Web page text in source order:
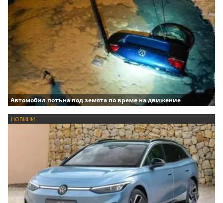
Автомобил потъна под земята по време на движение
НОВИНИ